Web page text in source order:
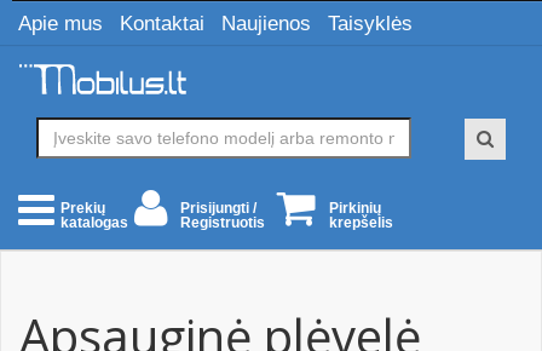
Apie mus Kontaktai Naujienos Taisyklės
Prekių
katalogas
Prisijungti /
Registruotis
Pirkinių
krepšelis
Apsauginė plėvelė